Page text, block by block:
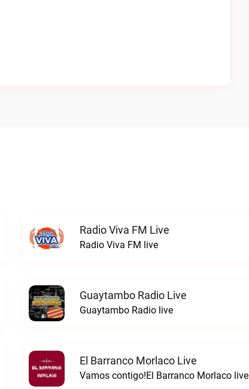
Radio Viva FM Live
Radio Viva FM live
Guaytambo Radio Live
Guaytambo Radio live
El Barranco Morlaco Live
Vamos contigo!El Barranco Morlaco live